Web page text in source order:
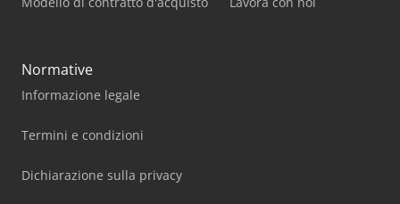
Normative
Informazione legale
Termini e condizioni
Dichiarazione sulla privacy